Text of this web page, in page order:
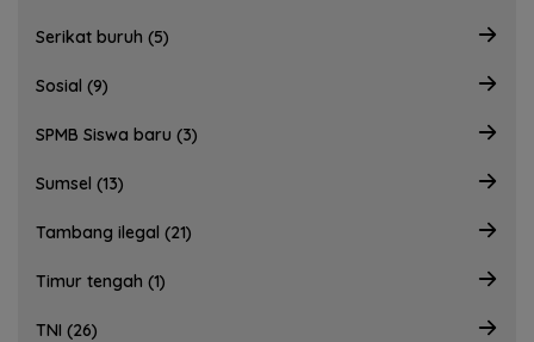
Serikat buruh (5)
Sosial (9)
SPMB Siswa baru (3)
Sumsel (13)
Tambang ilegal (21)
Timur tengah (1)
TNI (26)